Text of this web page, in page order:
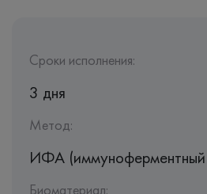
Сроки исполнения:
3 дня
Метод:
ИФА (иммуноферментный
Биоматериал: